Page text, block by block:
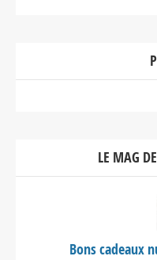
LE MAG
Bons cadeaux